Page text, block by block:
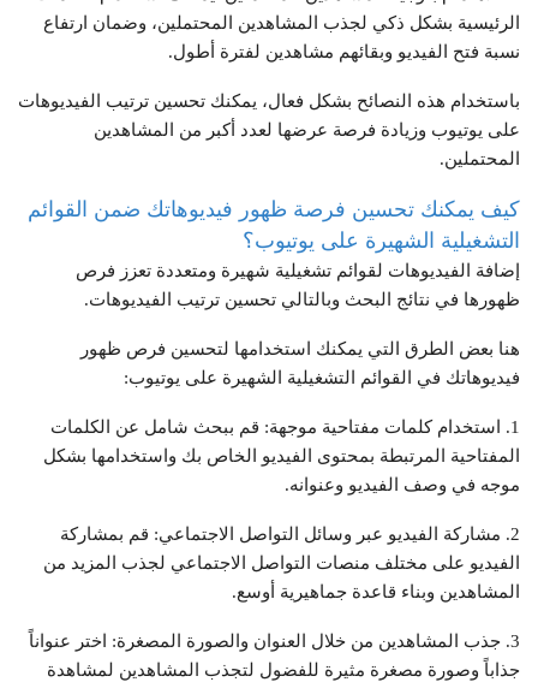
الرئيسية بشكل ذكي لجذب المشاهدين المحتملين، وضمان ارتفاع
نسبة فتح الفيديو وبقائهم مشاهدين لفترة أطول.
باستخدام هذه النصائح بشكل فعال، يمكنك تحسين ترتيب الفيديوهات
على يوتيوب وزيادة فرصة عرضها لعدد أكبر من المشاهدين
المحتملين.
كيف يمكنك تحسين فرصة ظهور فيديوهاتك ضمن القوائم
التشغيلية الشهيرة على يوتيوب؟
إضافة الفيديوهات لقوائم تشغيلية شهيرة ومتعددة تعزز فرص
ظهورها في نتائج البحث وبالتالي تحسين ترتيب الفيديوهات.
هنا بعض الطرق التي يمكنك استخدامها لتحسين فرص ظهور
فيديوهاتك في القوائم التشغيلية الشهيرة على يوتيوب:
1. استخدام كلمات مفتاحية موجهة: قم ببحث شامل عن الكلمات
المفتاحية المرتبطة بمحتوى الفيديو الخاص بك واستخدامها بشكل
موجه في وصف الفيديو وعنوانه.
2. مشاركة الفيديو عبر وسائل التواصل الاجتماعي: قم بمشاركة
الفيديو على مختلف منصات التواصل الاجتماعي لجذب المزيد من
المشاهدين وبناء قاعدة جماهيرية أوسع.
3. جذب المشاهدين من خلال العنوان والصورة المصغرة: اختر عنواناً
جذاباً وصورة مصغرة مثيرة للفضول لتجذب المشاهدين لمشاهدة